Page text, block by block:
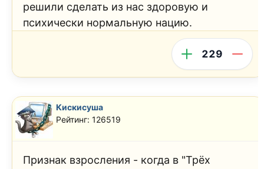
решили сделать из нас здоровую и
психически нормальную нацию.
229
Кискисуша
Рейтинг: 126519
Признак взросления - когда в "Трёх